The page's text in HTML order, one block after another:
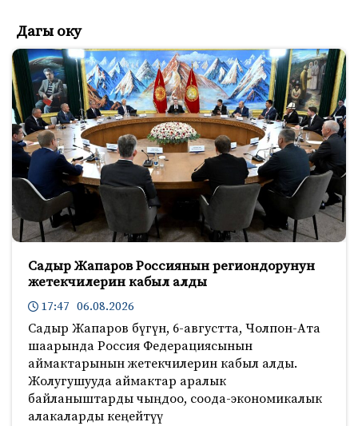
Дагы оку
Садыр Жапаров Россиянын региондорунун
жетекчилерин кабыл алды
17:47 06.08.2026
Садыр Жапаров бүгүн, 6-августта, Чолпон-Ата
шаарында Россия Федерациясынын
аймактарынын жетекчилерин кабыл алды.
Жолугушууда аймактар аралык
байланыштарды чыңдоо, соода-экономикалык
алакаларды кеңейтүү